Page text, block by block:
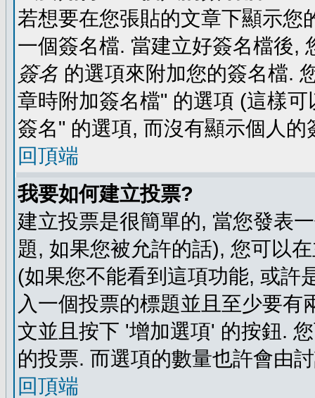
若想要在您張貼的文章下顯示您
一個簽名檔. 當建立好簽名檔後,
簽名 的選項來附加您的簽名檔.
章時附加簽名檔" 的選項 (這樣
簽名" 的選項, 而沒有顯示個人的
回頂端
我要如何建立投票?
建立投票是很簡單的, 當您發表
題, 如果您被允許的話), 您可以
(如果您不能看到這項功能, 或許
入一個投票的標題並且至少要
文並且按下 '增加選項' 的按鈕.
的投票. 而選項的數量也許會由
回頂端